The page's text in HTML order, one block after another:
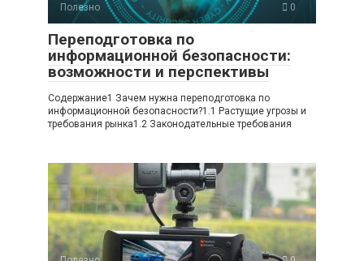
Полезно 0
Переподготовка по
информационной безопасности:
возможности и перспективы
Содержание1 Зачем нужна переподготовка по
информационной безопасности?1.1 Растущие угрозы и
требования рынка1.2 Законодательные требования